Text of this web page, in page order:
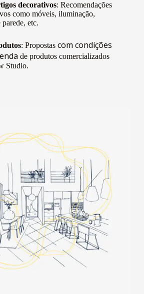
decorativos: Recomendações
como móveis, iluminação,
parede, etc.
: Propostas com condições
de produtos comercializados
Studio.